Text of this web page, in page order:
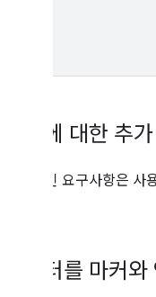
마커에 대한 추
일반적인 요구사항은
데이터를 마커와